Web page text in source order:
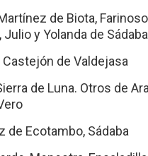
de Biota,
y Yolanda de
de Valdejasa
de Luna. Otros de
de Ecotambo, Sádaba